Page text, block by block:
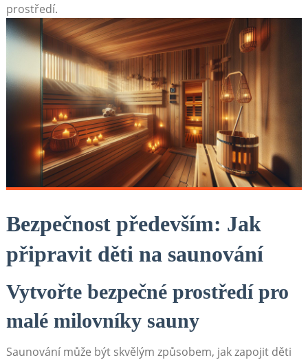
prostředí.
Bezpečnost především: Jak
připravit děti na saunování
Vytvořte bezpečné prostředí pro
malé milovníky sauny
Saunování může být skvělým způsobem,⁣ jak zapojit děti